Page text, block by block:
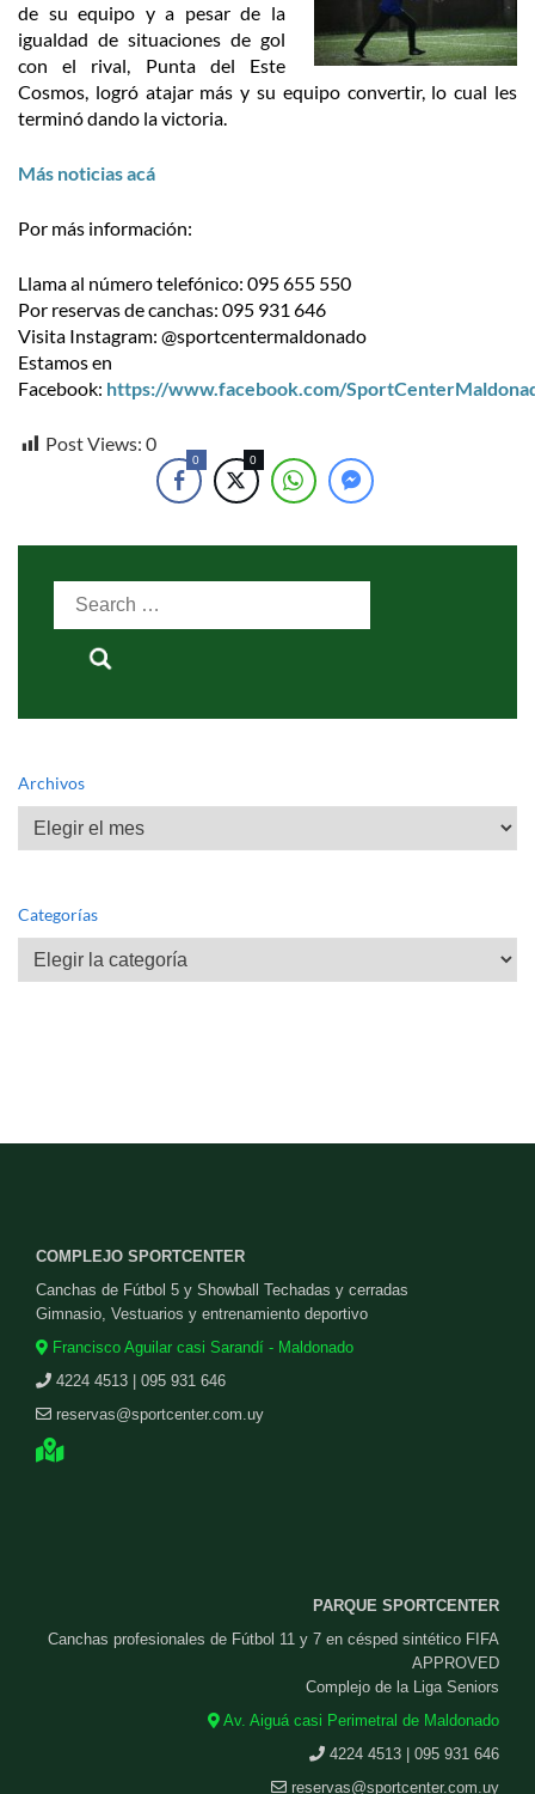
de su equipo y a pesar de la
igualdad de situaciones de gol
con el rival, Punta del Este
Cosmos, logró atajar más y su equipo convertir, lo cual les
terminó dando la victoria.
Más noticias acá
Por más información:
Llama al número telefónico: 095 655 550
Por reservas de canchas: 095 931 646
Visita Instagram: @sportcentermaldonado
Estamos en
Facebook: https://www.facebook.com/
Post Views: 0
0 0
Search
Archivos
Archivos
Categorías
Categorías
COMPLEJO SPORTCENTER
Canchas de Fútbol 5 y Showball Techadas y cerradas
Gimnasio, Vestuarios y entrenamiento deportivo
Francisco Aguilar casi Sarandí - Maldonado
4224 4513 | 095 931 646
reservas@sportcenter.com.uy
PARQUE SPORTCENTER
Canchas profesionales de Fútbol 11 y 7 en césped sintético FIFA
APPROVED
Complejo de la Liga Seniors
Av. Aiguá casi Perimetral de Maldonado
4224 4513 | 095 931 646
reservas@sportcenter.com.uy